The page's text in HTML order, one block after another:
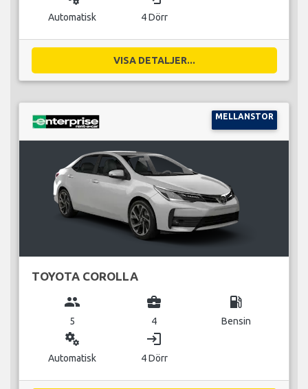
Automatisk 4 Dörr
VISA DETALJER...
MELLANSTOR
TOYOTA COROLLA
group
5
business_center
4
local_gas_station
Bensin
miscellaneous_services
Automatisk
login
4 Dörr